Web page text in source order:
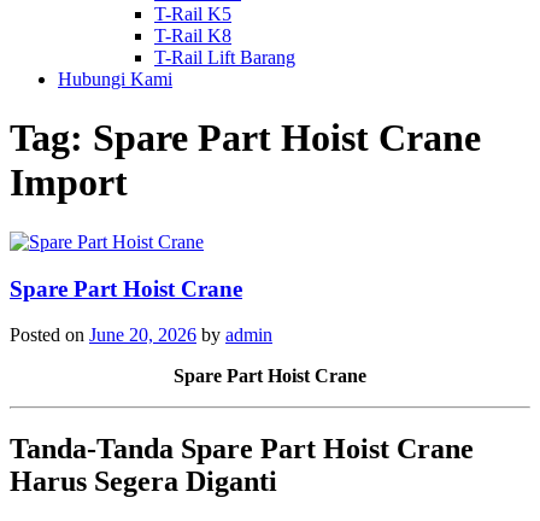
T-Rail K5
T-Rail K8
T-Rail Lift Barang
Hubungi Kami
Tag: Spare Part Hoist Crane
Import
Spare Part Hoist Crane
Posted on June 20, 2026 by admin
Spare Part Hoist Crane
Tanda-Tanda Spare Part Hoist Crane
Harus Segera Diganti